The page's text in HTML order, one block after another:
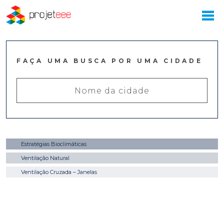
FAÇA UMA BUSCA POR UMA CIDADE
Estratégias Bioclimáticas
Ventilação Natural
Ventilação Cruzada – Janelas